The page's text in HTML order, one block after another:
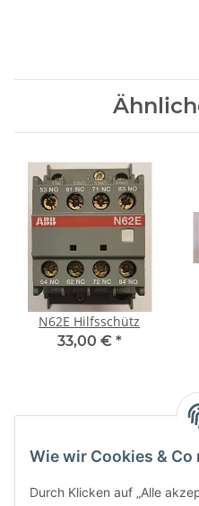
Wie wir Cookies & Co
Durch Klicken auf „Alle
N62E Hilfsschütz
33,00 € *
Kategorien